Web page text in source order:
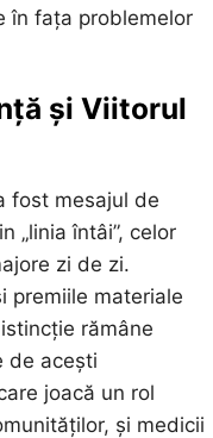
în fața problemelor
și Viitorul
fost mesajul de
„linia întâi”, celor
zi de zi.
premiile materiale
rămâne
de acești
joacă un rol
și medicii